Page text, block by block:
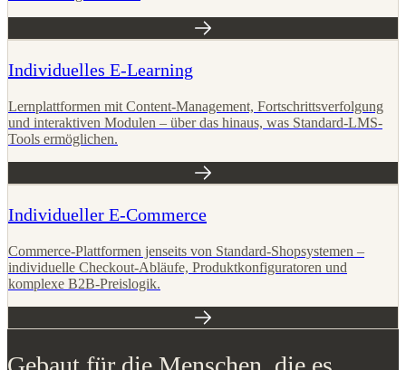
Individuelles E-Learning
Lernplattformen mit Content-Management, Fortschrittsverfolgung
und interaktiven Modulen – über das hinaus, was Standard-LMS-
Tools ermöglichen.
Individueller E-Commerce
Commerce-Plattformen jenseits von Standard-Shopsystemen –
individuelle Checkout-Abläufe, Produktkonfiguratoren und
komplexe B2B-Preislogik.